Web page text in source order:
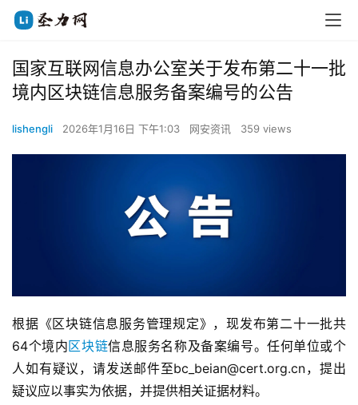
国家互联网信息办公室关于发布第二十一批
境内区块链信息服务备案编号的公告
lishengli 2026年1月16日 下午1:03 网安资讯 359 views
根据《区块链信息服务管理规定》，现发布第二十一批共
64个境内区块链信息服务名称及备案编号。任何单位或个
人如有疑议，请发送邮件至bc_beian@cert.org.cn，提出
疑议应以事实为依据，并提供相关证据材料。